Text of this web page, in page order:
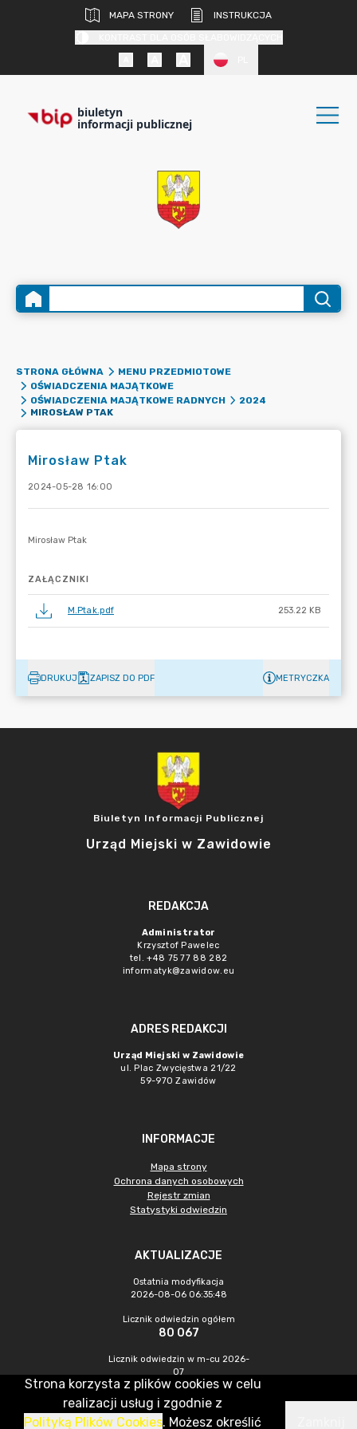
MAPA STRONY
INSTRUKCJA
biuletyn
informacji publicznej
STRONA GŁÓWNA
MENU PRZEDMIOTOWE
OŚWIADCZENIA MAJĄTKOWE
OŚWIADCZENIA MAJĄTKOWE RADNYCH
2024
MIROSŁAW PTAK
Mirosław Ptak
2024-05-28 16:00
ZAŁĄCZNIKI
M.Ptak.pdf 253.22 KB
DRUKUJ ZAPISZ DO PDF METRYCZKA
Biuletyn Informacji Publicznej
Urząd Miejski w Zawidowie
REDAKCJA
Administrator
Krzysztof Pawelec
tel. +48 75 77 88 282
informatyk@zawidow.eu
ADRES REDAKCJI
Urząd Miejski w Zawidowie
ul. Plac Zwycięstwa 21/22
59-970 Zawidów
INFORMACJE
Mapa strony
Ochrona danych osobowych
Rejestr zmian
Statystyki odwiedzin
AKTUALIZACJE
Ostatnia modyfikacja
2026-08-06 06:35:48
Licznik odwiedzin ogółem
80 067
Licznik odwiedzin w m-cu 2026-
07
185
CMS & Hosting: Nefeni Sp. z o.o.
Strona korzysta z plików cookies w celu
realizacji usług i zgodnie z
Polityką Plików Cookies. Możesz określić